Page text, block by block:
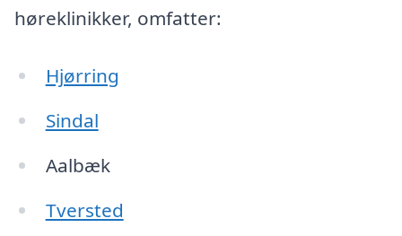
høreklinikker, omfatter:
Hjørring
Sindal
Aalbæk
Tversted